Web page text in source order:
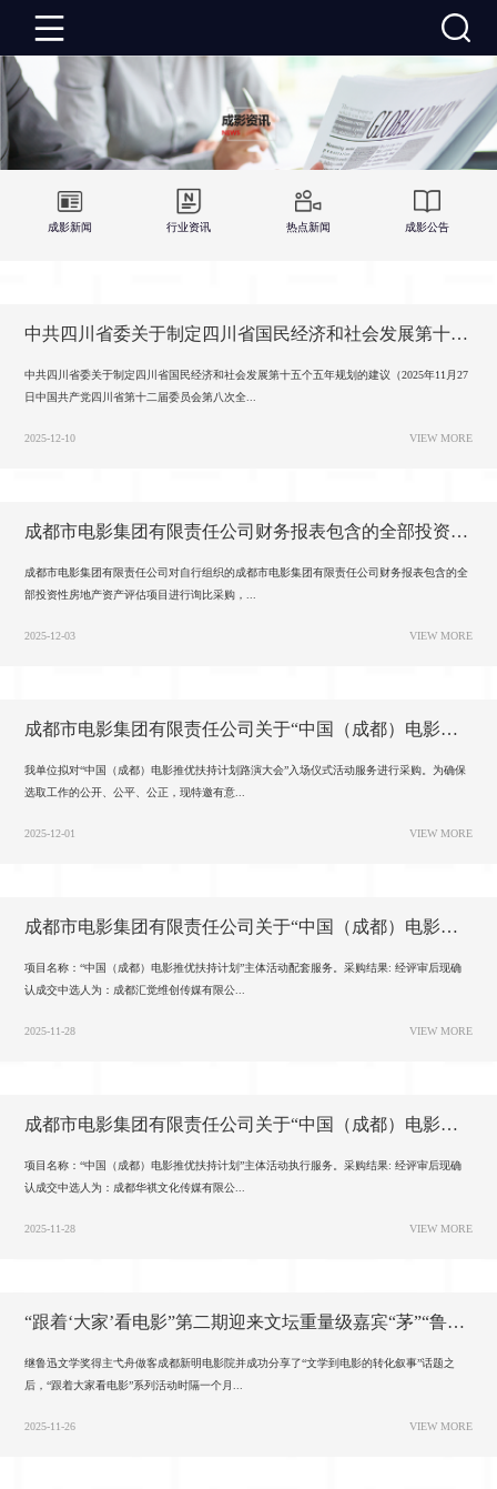
成
影
成
成影新闻 行业资讯 热点新闻 成影公告
中共四川省委关于制定四川省国民经济和社会发展第十五个五年规划的建议
中共四川省委关于制定四川省国民经济和社会发展第十五个五年规划的建议（2025年11月27
日中国共产党四川省第十二届委员会第八次全...
2025-12-10 VIEW MORE
成都市电影集团有限责任公司财务报表包含的全部投资性房地产资产评估项目询比邀请
成都市电影集团有限责任公司对自行组织的成都市电影集团有限责任公司财务报表包含的全
部投资性房地产资产评估项目进行询比采购，...
2025-12-03 VIEW MORE
成都市电影集团有限责任公司关于“中国（成都）电影推优扶持计划路演大会”入场仪式活动服务的询价公告
我单位拟对“中国（成都）电影推优扶持计划路演大会”入场仪式活动服务进行采购。为确保
选取工作的公开、公平、公正，现特邀有意...
2025-12-01 VIEW MORE
成都市电影集团有限责任公司关于“中国（成都）电影推优扶持计划”主体活动配套服务的询比结果公告
项目名称：“中国（成都）电影推优扶持计划”主体活动配套服务。采购结果: 经评审后现确
认成交中选人为：成都汇觉维创传媒有限公...
2025-11-28 VIEW MORE
成都市电影集团有限责任公司关于“中国（成都）电影推优扶持计划”主体活动执行服务的询比结果公告
项目名称：“中国（成都）电影推优扶持计划”主体活动执行服务。采购结果: 经评审后现确
认成交中选人为：成都华祺文化传媒有限公...
2025-11-28 VIEW MORE
“跟着‘大家’看电影”第二期迎来文坛重量级嘉宾“茅”“鲁”奖双奖得主徐则臣精彩解构《北上》跨界叙事
继鲁迅文学奖得主弋舟做客成都新明电影院并成功分享了“文学到电影的转化叙事”话题之
后，“跟着大家看电影”系列活动时隔一个月...
2025-11-26 VIEW MORE